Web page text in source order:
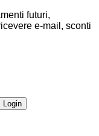
futuri,
e-mail, sconti